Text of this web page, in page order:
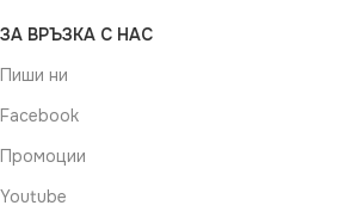
ЗА ВРЪЗКА С НАС
Пиши ни
Facebook
Промоции
Youtube